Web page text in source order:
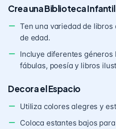
Crea una Biblioteca Infantil
Ten una variedad de
de edad.
Incluye diferentes
fábulas, poesía y libros
Decora el Espacio
Utiliza colores alegres y
Coloca estantes bajos